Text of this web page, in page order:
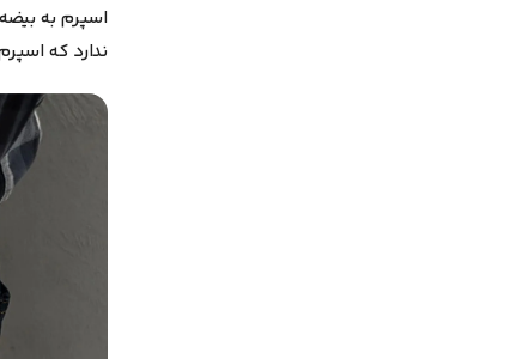
اسپرم به
ندارد که